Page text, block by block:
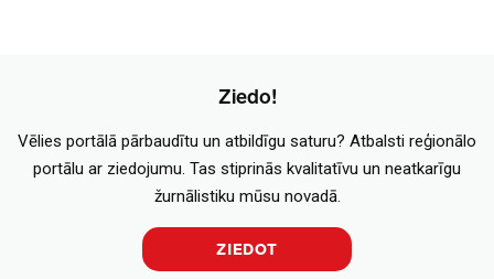
Ziedo!
Vēlies portālā pārbaudītu un atbildīgu saturu? Atbalsti reģionālo
portālu ar ziedojumu. Tas stiprinās kvalitatīvu un neatkarīgu
žurnālistiku mūsu novadā.
ZIEDOT